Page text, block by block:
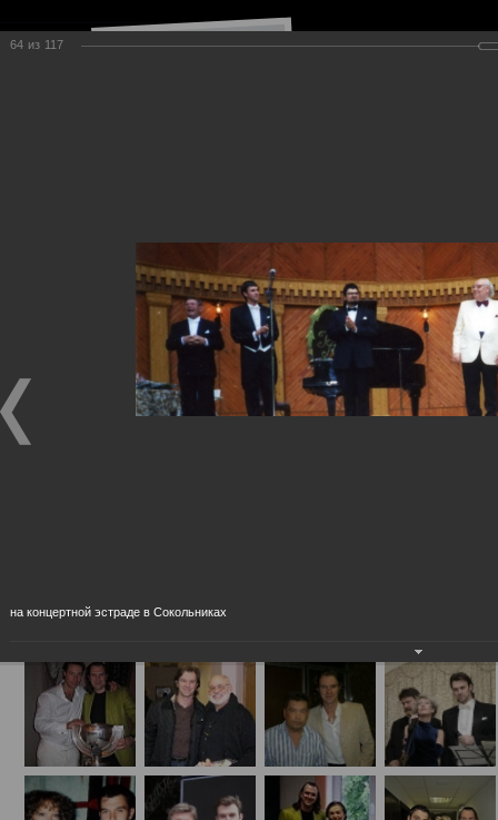
Навигация по сайту
64 из 117
на концертной эстраде в Сокольниках